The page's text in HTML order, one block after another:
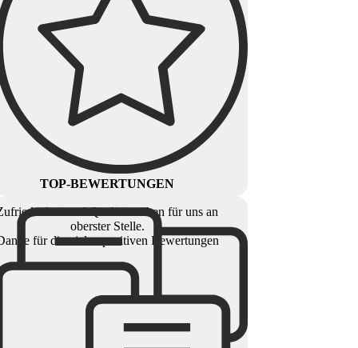
TOP-BEWERTUNGEN
und Qualität stehen für uns an
oberster Stelle.
für die vielen positiven Bewertungen